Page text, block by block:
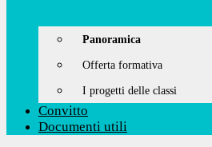
Panoramica
Offerta formativa
I progetti delle classi
Convitto
Documenti utili